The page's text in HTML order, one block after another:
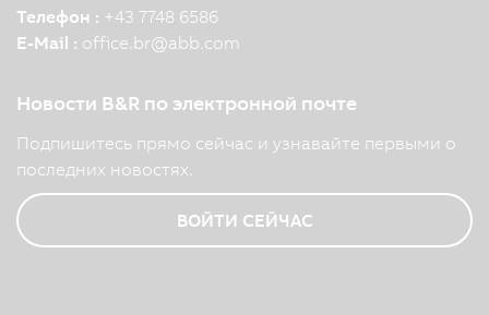
Телефон : +43 7748 6586
E-Mail : office.br@abb.com
Новости B&R по электронной почте
Подпишитесь прямо сейчас и узнавайте первыми о
последних новостях.
ВОЙТИ СЕЙЧАС